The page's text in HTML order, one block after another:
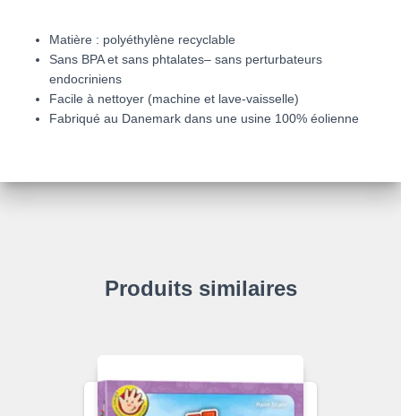
Matière : polyéthylène recyclable
Sans BPA et sans phtalates– sans perturbateurs
endocriniens
Facile à nettoyer (machine et lave-vaisselle)
Fabriqué au Danemark dans une usine 100% éolienne
Produits similaires